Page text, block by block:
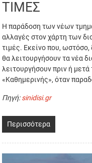
ΤΙΜΕΣ
Η παράδοση των νέων
αλλαγές στον χάρτη των
τιμές. Εκείνο που, ωστόσο,
θα λειτουργήσουν τα νέα
λειτουργήσουν πριν ή
«Καθημερινής», όταν
Πηγή:sinidisi.gr
Περισσότερα